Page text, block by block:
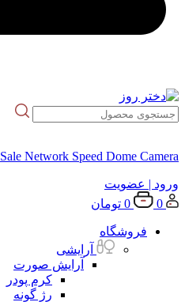
Sale Network Speed Dome Camera
ورود | عضویت
0
0 تومان
فروشگاه
آرایشی
آرایش صورت
کرم پودر
رژ گونه